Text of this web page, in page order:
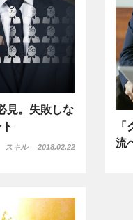
見。失敗しな
スキル 2018.02.22
流